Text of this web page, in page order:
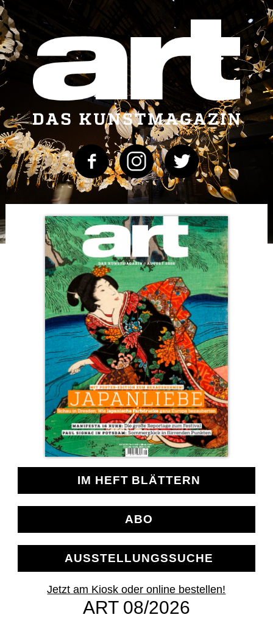
IM HEFT BLÄTTERN
ABO
AUSSTELLUNGSSUCHE
Jetzt am Kiosk oder online bestellen!
ART 08/2026